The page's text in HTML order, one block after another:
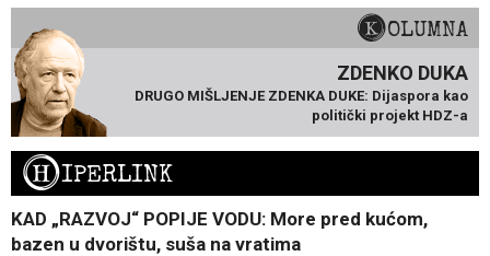
KOLUMNA
ZDENKO DUKA
DRUGO MIŠLJENJE ZDENKA DUKE: Dijaspora kao
politički projekt HDZ-a
HIPERLINK
KAD „RAZVOJ“ POPIJE VODU: More pred kućom,
bazen u dvorištu, suša na vratima